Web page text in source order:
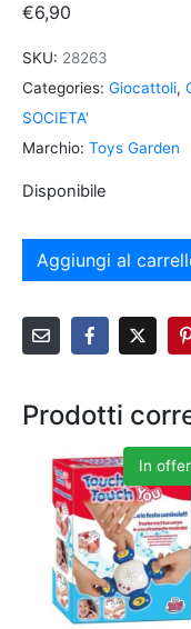
€6,90
SKU: 28263
Categories: Giocattoli,
SOCIETA'
Marchio: Toys Garden
Disponibile
Aggiungi al
Prodotti
In